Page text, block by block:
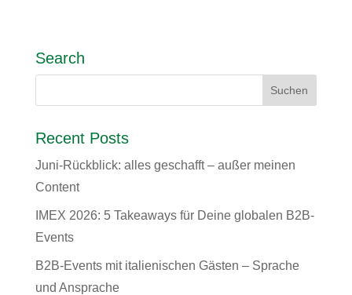
Search
Recent Posts
Juni-Rückblick: alles geschafft – außer meinen
Content
IMEX 2026: 5 Takeaways für Deine globalen B2B-
Events
B2B-Events mit italienischen Gästen – Sprache
und Ansprache